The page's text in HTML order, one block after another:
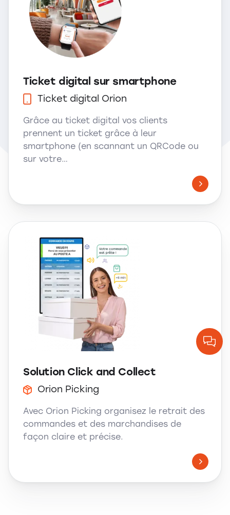
Ticket digital sur smartphone
Ticket digital Orion
Grâce au ticket digital vos clients
prennent un ticket grâce à leur
smartphone (en scannant un QRCode ou
sur votre…
Solution Click and Collect
Orion Picking
Avec Orion Picking organisez le retrait des
commandes et des marchandises de
façon claire et précise.